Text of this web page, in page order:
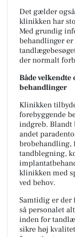
Det gælder
klinikken har
Med grundig
behandlinger
der normalt
Både
behandlinger
Klinikken
forebyggende
indgreb. Blandt
andet
brobehandling,
tandblegning,
klinikken med
ved behov.
Samtidig er der
så personalet
inden for
sikre høj